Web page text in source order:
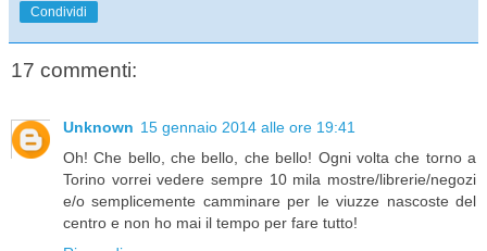
Condividi
17 commenti:
Unknown 15 gennaio 2014 alle ore 19:41
Oh! Che bello, che bello, che bello! Ogni volta che torno a
Torino vorrei vedere sempre 10 mila mostre/librerie/negozi
e/o semplicemente camminare per le viuzze nascoste del
centro e non ho mai il tempo per fare tutto!